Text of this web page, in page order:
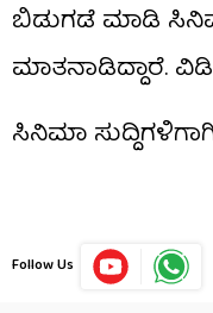
ಬಿಡುಗಡೆ ಮಾಡಿ
ಮಾತನಾಡಿದ್ದಾರೆ.
ಸಿನಿಮಾ
Follow Us